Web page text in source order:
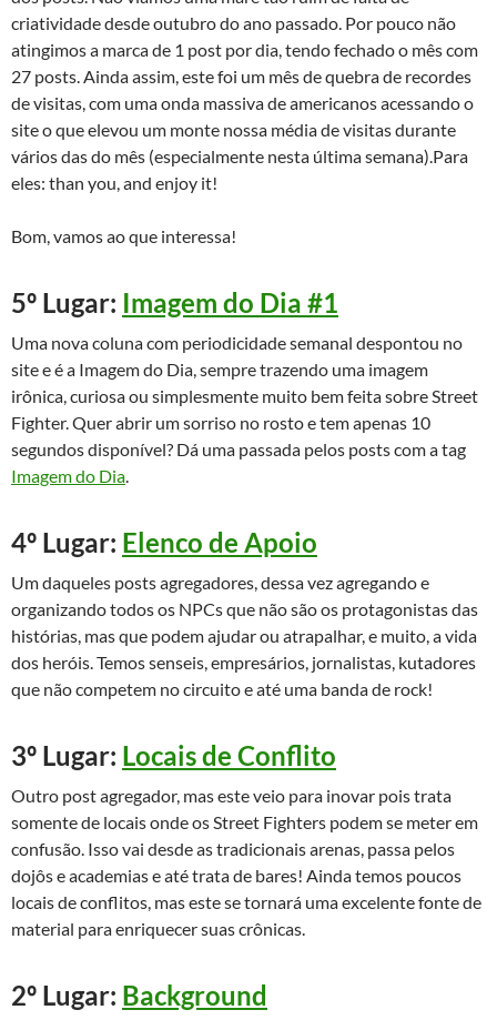
criatividade desde outubro do ano passado. Por pouco não
atingimos a marca de 1 post por dia, tendo fechado o mês com
27 posts. Ainda assim, este foi um mês de quebra de recordes
de visitas, com uma onda massiva de americanos acessando o
site o que elevou um monte nossa média de visitas durante
vários das do mês (especialmente nesta última semana).Para
eles: than you, and enjoy it!
Bom, vamos ao que interessa!
5º Lugar: Imagem do Dia #1
Uma nova coluna com periodicidade semanal despontou no
site e é a Imagem do Dia, sempre trazendo uma imagem
irônica, curiosa ou simplesmente muito bem feita sobre Street
Fighter. Quer abrir um sorriso no rosto e tem apenas 10
segundos disponível? Dá uma passada pelos posts com a tag
Imagem do Dia.
4º Lugar: Elenco de Apoio
Um daqueles posts agregadores, dessa vez agregando e
organizando todos os NPCs que não são os protagonistas das
histórias, mas que podem ajudar ou atrapalhar, e muito, a vida
dos heróis. Temos senseis, empresários, jornalistas, kutadores
que não competem no circuito e até uma banda de rock!
3º Lugar: Locais de Conflito
Outro post agregador, mas este veio para inovar pois trata
somente de locais onde os Street Fighters podem se meter em
confusão. Isso vai desde as tradicionais arenas, passa pelos
dojôs e academias e até trata de bares! Ainda temos poucos
locais de conflitos, mas este se tornará uma excelente fonte de
material para enriquecer suas crônicas.
2º Lugar: Background